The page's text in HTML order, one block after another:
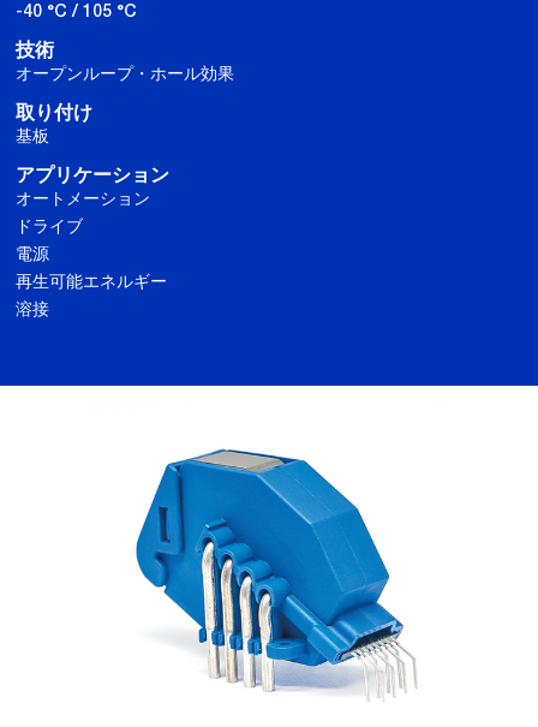
-40 °C / 105 °C
技術
オープンループ・ホール効果
取り付け
基板
アプリケーション
オートメーション
ドライブ
電源
再生可能エネルギー
溶接